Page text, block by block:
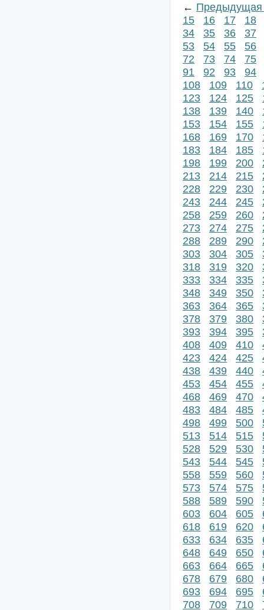
← Предыдущая
15
16 17
18
34
35 36
37
53
54 55
56
72
73 74
75
91
92 93
94
108
109 110
123
124 125
138
139 140
153
154 155
168
169 170
183
184 185
198
199 200
213
214 215
228
229 230
243
244 245
258
259 260
273
274 275
288
289 290
303
304 305
318
319 320
333
334 335
348
349 350
363
364 365
378
379 380
393
394 395
408
409 410
423
424 425
438
439 440
453
454 455
468
469 470
483
484 485
498
499 500
513
514 515
528
529 530
543
544 545
558
559 560
573
574 575
588
589 590
603
604 605
618
619 620
633
634 635
648
649 650
663
664 665
678
679 680
693
694 695
708
709 710